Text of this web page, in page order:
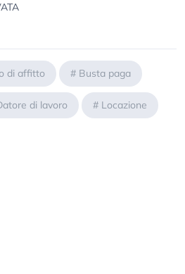
di affitto # Busta paga
di lavoro # Locazione